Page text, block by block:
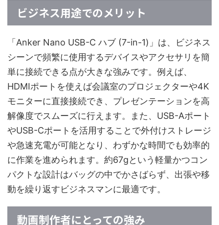
ビジネス用途でのメリット
「Anker Nano USB-C ハブ (7-in-1)」は、ビジネス
シーンで頻繁に使用するデバイスやアクセサリを簡
単に接続できる点が大きな強みです。例えば、
HDMIポートを使えば会議室のプロジェクターや4K
モニターに直接接続でき、プレゼンテーションを高
解像度でスムーズに行えます。また、USB-Aポート
やUSB-Cポートを活用することで外付けストレージ
や急速充電が可能となり、わずかな時間でも効率的
に作業を進められます。約67gという軽量かつコン
パクトな設計はバッグの中でかさばらず、出張や移
動を繰り返すビジネスマンに最適です。
動画制作者にとっての強み